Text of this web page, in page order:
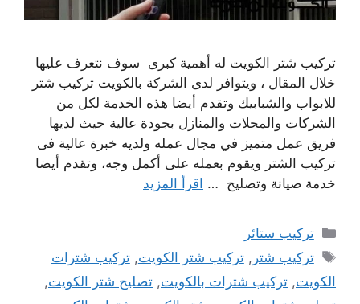
تركيب شتر الكويت له أهمية كبرى سوف نتعرف عليها
خلال المقال ، ويتوافر لدى الشركة بالكويت تركيب شتر
للابواب والشبابيك وتقدم أيضا هذه الخدمة لكل من
الشركات والمحلات والمنازل بجودة عالية حيث لديها
فريق عمل متميز في مجال عمله ولديه خبرة عالية فى
تركيب الشتر ويقوم بعمله على أكمل وجه، وتقدم أيضا
خدمة صيانة وتصليح … اقرأ المزيد
التصنيفات
تركيب ستائر
الوسوم
تركيب شتر ,تركيب شتر الكويت,تركيب شترات
الكويت, تركيب شترات بالكويت, تصليح شتر الكويت,